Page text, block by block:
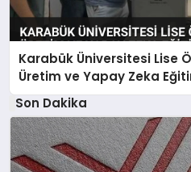
Karabük Üniversitesi Lise
Üretim ve Yapay Zeka
Son Dakika